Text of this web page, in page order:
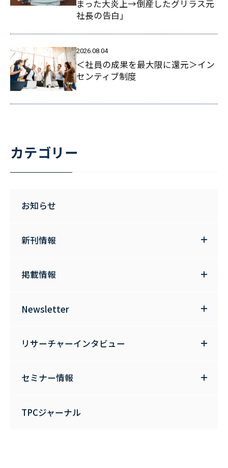
まった大炎上→倒産したグリラス元
社長の告白」
2026.08.04
＜社員の成果を最大限に還元＞イン
センティブ制度
カテゴリー
お知らせ
新刊情報
掲載情報
Newsletter
リサーチャーインタビュー
セミナー情報
TPCジャーナル